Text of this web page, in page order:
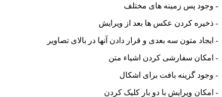
پس زمینه های مختلف
کردن عکس ها بعد از ویرایش
متون سه بعدی و قرار دادن آنها در بالای تصاویر
سفارشی کردن اشیاء متن
گزینه بافت برای اشکال
ویرایش با دو بار کلیک کردن